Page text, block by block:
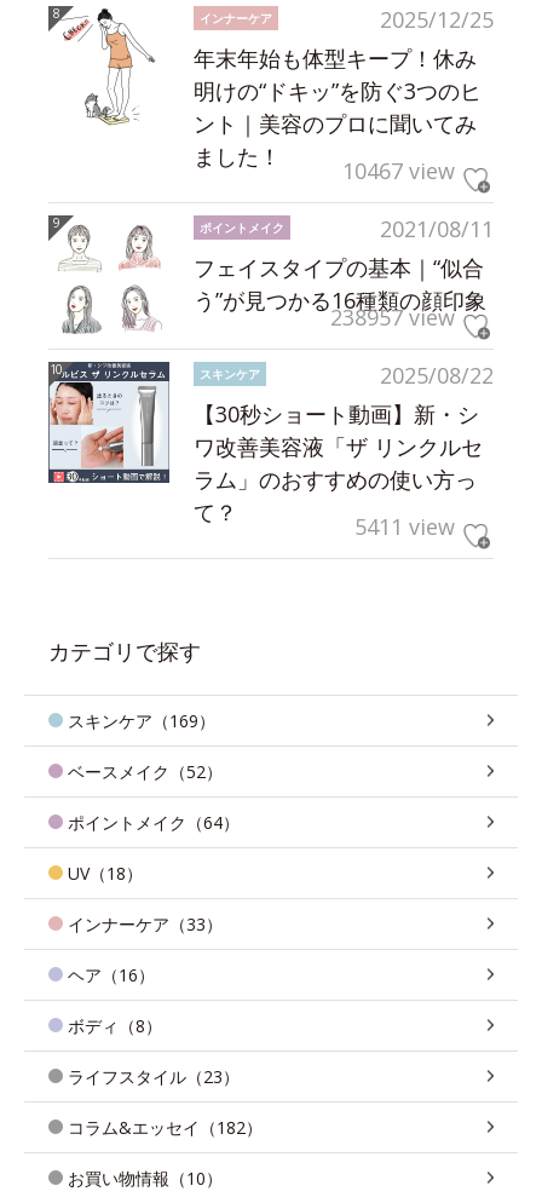
2025/12/25
インナーケア
年末年始も体型キープ！休み
明けの“ドキッ”を防ぐ3つのヒ
ント｜美容のプロに聞いてみ
ました！
10467 view
2021/08/11
ポイントメイク
フェイスタイプの基本｜“似合
う”が見つかる16種類の顔印象
238957 view
2025/08/22
スキンケア
【30秒ショート動画】新・シ
ワ改善美容液「ザ リンクルセ
ラム」のおすすめの使い方っ
て？
5411 view
カテゴリで探す
スキンケア（169）
ベースメイク（52）
ポイントメイク（64）
UV（18）
インナーケア（33）
ヘア（16）
ボディ（8）
ライフスタイル（23）
コラム&エッセイ（182）
お買い物情報（10）